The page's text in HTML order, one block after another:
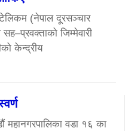
(नेपाल दूरसञ्चार
जिम्मेवारी
केन्द्रीय
महानगरपालिका वडा १६ का